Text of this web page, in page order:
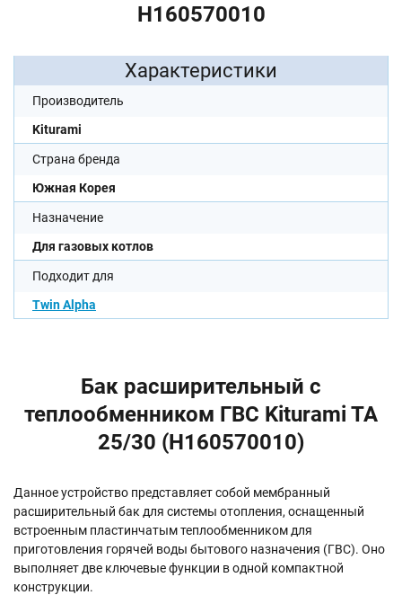
H160570010
Характеристики
Производитель
Kiturami
Страна бренда
Южная Корея
Назначение
Для газовых котлов
Подходит для
Twin Alpha
Бак расширительный с
теплообменником ГВС Kiturami TA
25/30 (H160570010)
Данное устройство представляет собой мембранный
расширительный бак для системы отопления, оснащенный
встроенным пластинчатым теплообменником для
приготовления горячей воды бытового назначения (ГВС). Оно
выполняет две ключевые функции в одной компактной
конструкции.